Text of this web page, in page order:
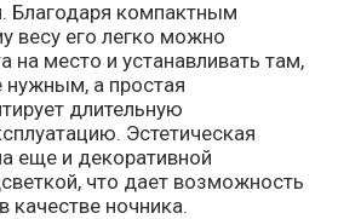
Благодаря компактным
весу его легко можно
на место и устанавливать там,
нужным, а простая
длительную
Эстетическая
еще и декоративной
что дает возможность
качестве ночника.